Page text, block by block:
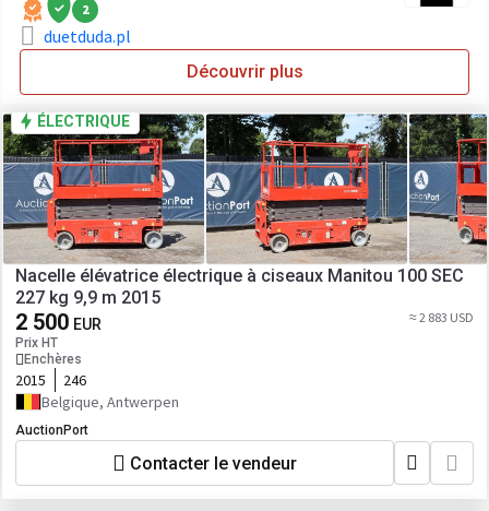
2
duetduda.pl
Découvrir plus
ÉLECTRIQUE
Nacelle élévatrice électrique à ciseaux Manitou 100 SEC
227 kg 9,9 m 2015
2 500 EUR
Prix HT
Enchères
≈ 2 883 USD
2015
246
Belgique, Antwerpen
AuctionPort
Contacter le vendeur